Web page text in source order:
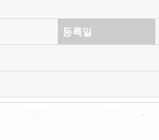
등록일